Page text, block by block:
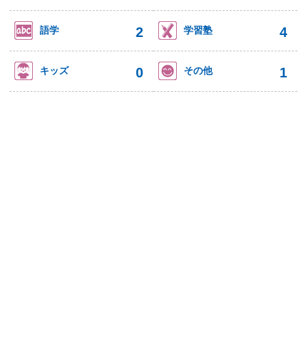
語学 2 学習塾 4
キッズ 0 その他 1